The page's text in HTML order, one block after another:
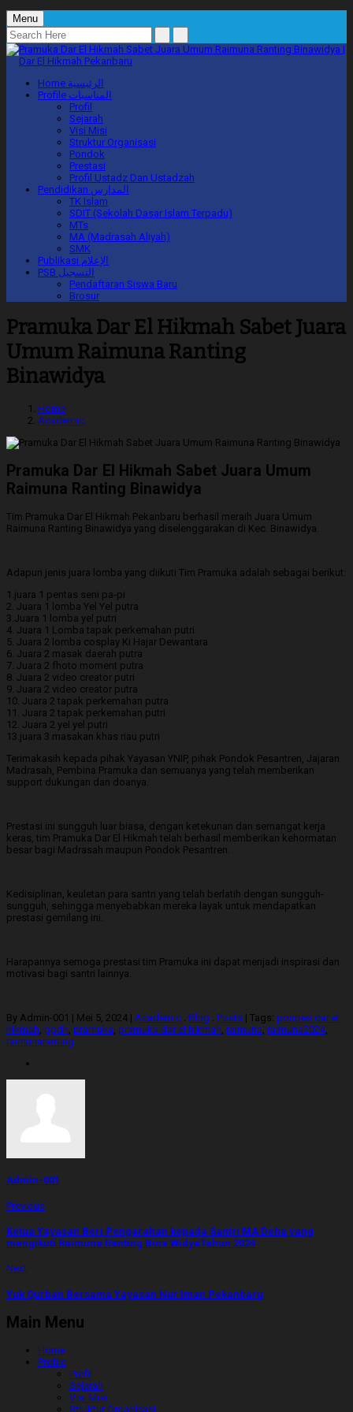
Menu
Home الرئيسية
Profile المناسبات
Profil
Sejarah
Visi Misi
Struktur Organisasi
Pondok
Prestasi
Profil Ustadz Dan Ustadzah
Pendidikan المدارس
TK Islam
SDIT (Sekolah Dasar Islam Terpadu)
MTs
MA (Madrasah Aliyah)
SMK
Publikasi الإعلام
PSB التسجيل
Pendaftaran Siswa Baru
Brosur
Pramuka Dar El Hikmah Sabet Juara
Umum Raimuna Ranting
Binawidya
Home
Academic
Pramuka Dar El Hikmah Sabet Juara Umum
Raimuna Ranting Binawidya
Tim Pramuka Dar El Hikmah Pekanbaru berhasil meraih Juara Umum
Raimuna Ranting Binawidya yang diselenggarakan di Kec. Binawidya.
Adapun jenis juara lomba yang diikuti Tim Pramuka adalah sebagai berikut:
1.juara 1 pentas seni pa-pi
2. Juara 1 lomba Yel Yel putra
3.Juara 1 lomba yel putri
4. Juara 1 Lomba tapak perkemahan putri
5. Juara 2 lomba cosplay Ki Hajar Dewantara
6. Juara 2 masak daerah putra
7. Juara 2 fhoto moment putra
8. Juara 2 video creator putri
9. Juara 2 video creator putra
10. Juara 2 tapak perkemahan putra
11. Juara 2 tapak perkemahan putri
12. Juara 2 yel yel putri
13.juara 3 masakan khas riau putri
Terimakasih kepada pihak Yayasan YNIP, pihak Pondok Pesantren, Jajaran
Madrasah, Pembina Pramuka dan semuanya yang telah memberikan
support dukungan dan doanya.
Prestasi ini sungguh luar biasa, dengan ketekunan dan semangat kerja
keras, tim Pramuka Dar El Hikmah telah berhasil memberikan kehormatan
besar bagi Madrasah maupun Pondok Pesantren.
Kedisiplinan, keuletan para santri yang telah berlatih dengan sungguh-
sungguh, sehingga menyebabkan mereka layak untuk mendapatkan
prestasi gemilang ini.
Harapannya semoga prestasi tim Pramuka ini dapat menjadi inspirasi dan
motivasi bagi santri lainnya.
By Admin-001 | Mei 5, 2024 | Academic . Blog . Posts | Tags: ponpes dar el
hikmah, ppdh, pramuka, pramuka dar el hikmah, raimuna, raimuna2024,
raimunaranting
Admin-001
Previous
Ketua Yayasan Beri Pengarahan kepada Santri MA Deha yang
mengikuti Raimuna Ranting Bina WidyaTahun 2024
Next
Yuk Qurban Bersama Yayasan Nur Iman Pekanbaru
Main Menu
Home
Profile
Profil
Sejarah
Visi Misi
Struktur Organisasi